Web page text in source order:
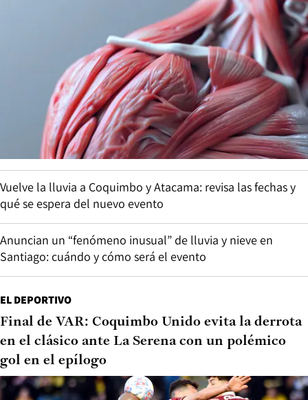
Vuelve la lluvia a Coquimbo y Atacama: revisa las fechas y
qué se espera del nuevo evento
Anuncian un “fenómeno inusual” de lluvia y nieve en
Santiago: cuándo y cómo será el evento
EL DEPORTIVO
Final de VAR: Coquimbo Unido evita la derrota
en el clásico ante La Serena con un polémico
gol en el epílogo